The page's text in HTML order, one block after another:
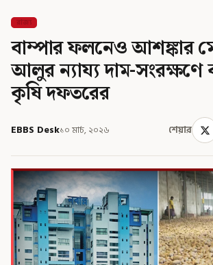
রাজ্য
বাম্পার ফলনেও আশঙ্কার
আলুর ন্যায্য দাম-
কৃষি দফতরের
EBBS Desk১০ মার্চ, ২০২৬ শেয়ার